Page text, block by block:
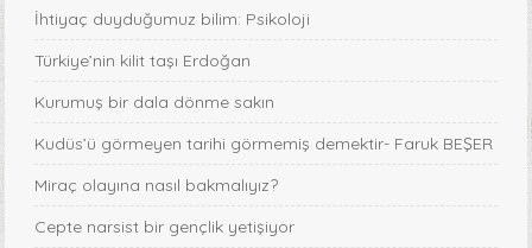
İhtiyaç duyduğumuz bilim: Psikoloji
Türkiye’nin kilit taşı Erdoğan
Kurumuş bir dala dönme sakın
Kudüs’ü görmeyen tarihi görmemiş demektir- Faruk BEŞER
Miraç olayına nasıl bakmalıyız?
Cepte narsist bir gençlik yetişiyor